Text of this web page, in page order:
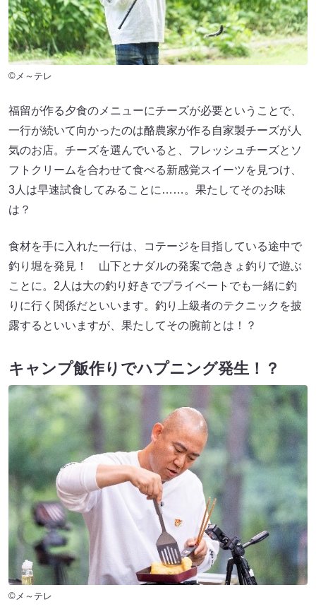
©メ～テレ
福留が作る夕食のメニューにチーズが必要ということで、
一行が続いて向かったのは酪農家が作る自家製チーズが人
気のお店。チーズを選んでいると、フレッシュチーズとソ
フトクリームを合わせて食べる新感覚スイーツを見つけ、
3人は早速試食してみることに……。果たしてそのお味
は？
食材を手に入れた一行は、コテージを目指している途中で
釣り堀を発見！ 山下とナダルの発案で急きょ釣りで遊ぶ
ことに。2人は大の釣り好きでプライベートでも一緒に釣
りに行く関係だといいます。釣り上級者のテクニックを披
露するといいますが、果たしてその腕前とは！？
キャンプ飯作りでハプニング発生！？
©メ～テレ